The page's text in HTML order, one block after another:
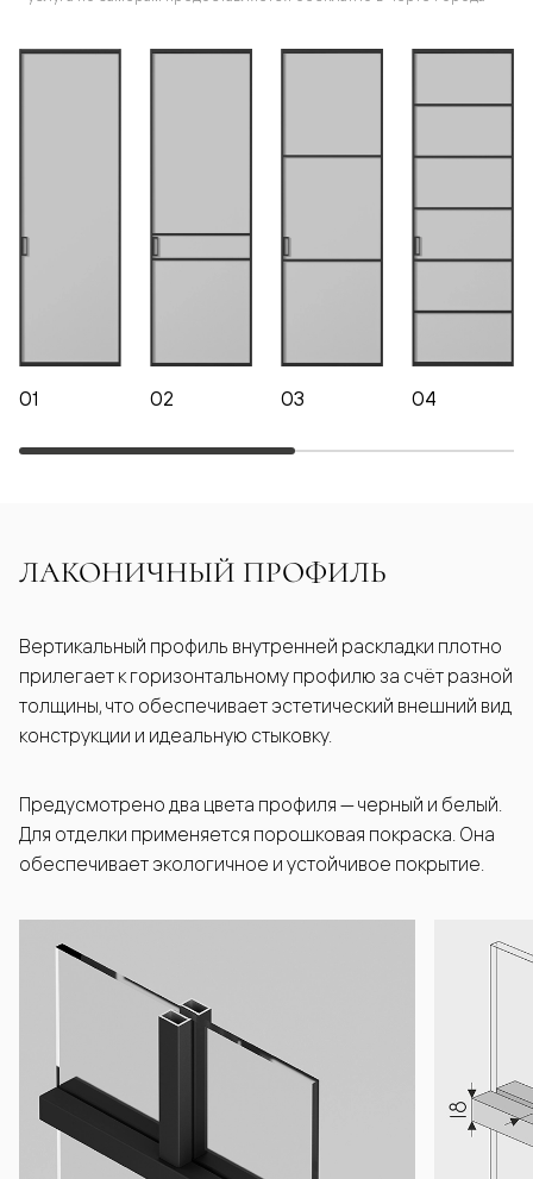
01 02 03 04
ЛАКОНИЧНЫЙ ПРОФИЛЬ
Вертикальный профиль внутренней раскладки плотно
прилегает к горизонтальному профилю за счёт разной
толщины, что обеспечивает эстетический внешний вид
конструкции и идеальную стыковку.
Предусмотрено два цвета профиля — черный и белый.
Для отделки применяется порошковая покраска. Она
обеспечивает экологичное и устойчивое покрытие.